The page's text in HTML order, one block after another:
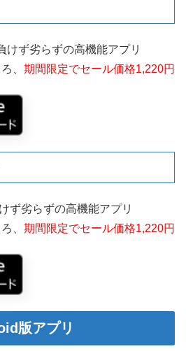
けず劣らずの高機能アプリ
、 期間限定でセール価格1,220円
ず劣らずの高機能アプリ
、 期間限定でセール価格1,220円
版アプリ